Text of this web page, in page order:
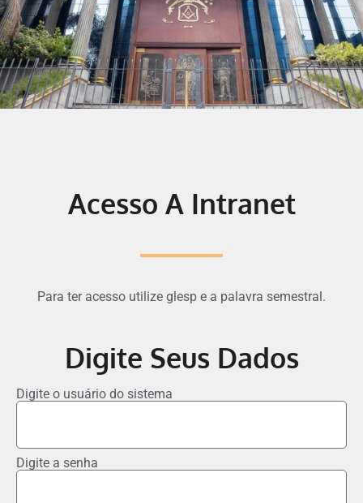
Acesso A Intranet
Para ter acesso utilize glesp e a palavra semestral.
Digite Seus Dados
Digite o usuário do sistema
Digite a senha